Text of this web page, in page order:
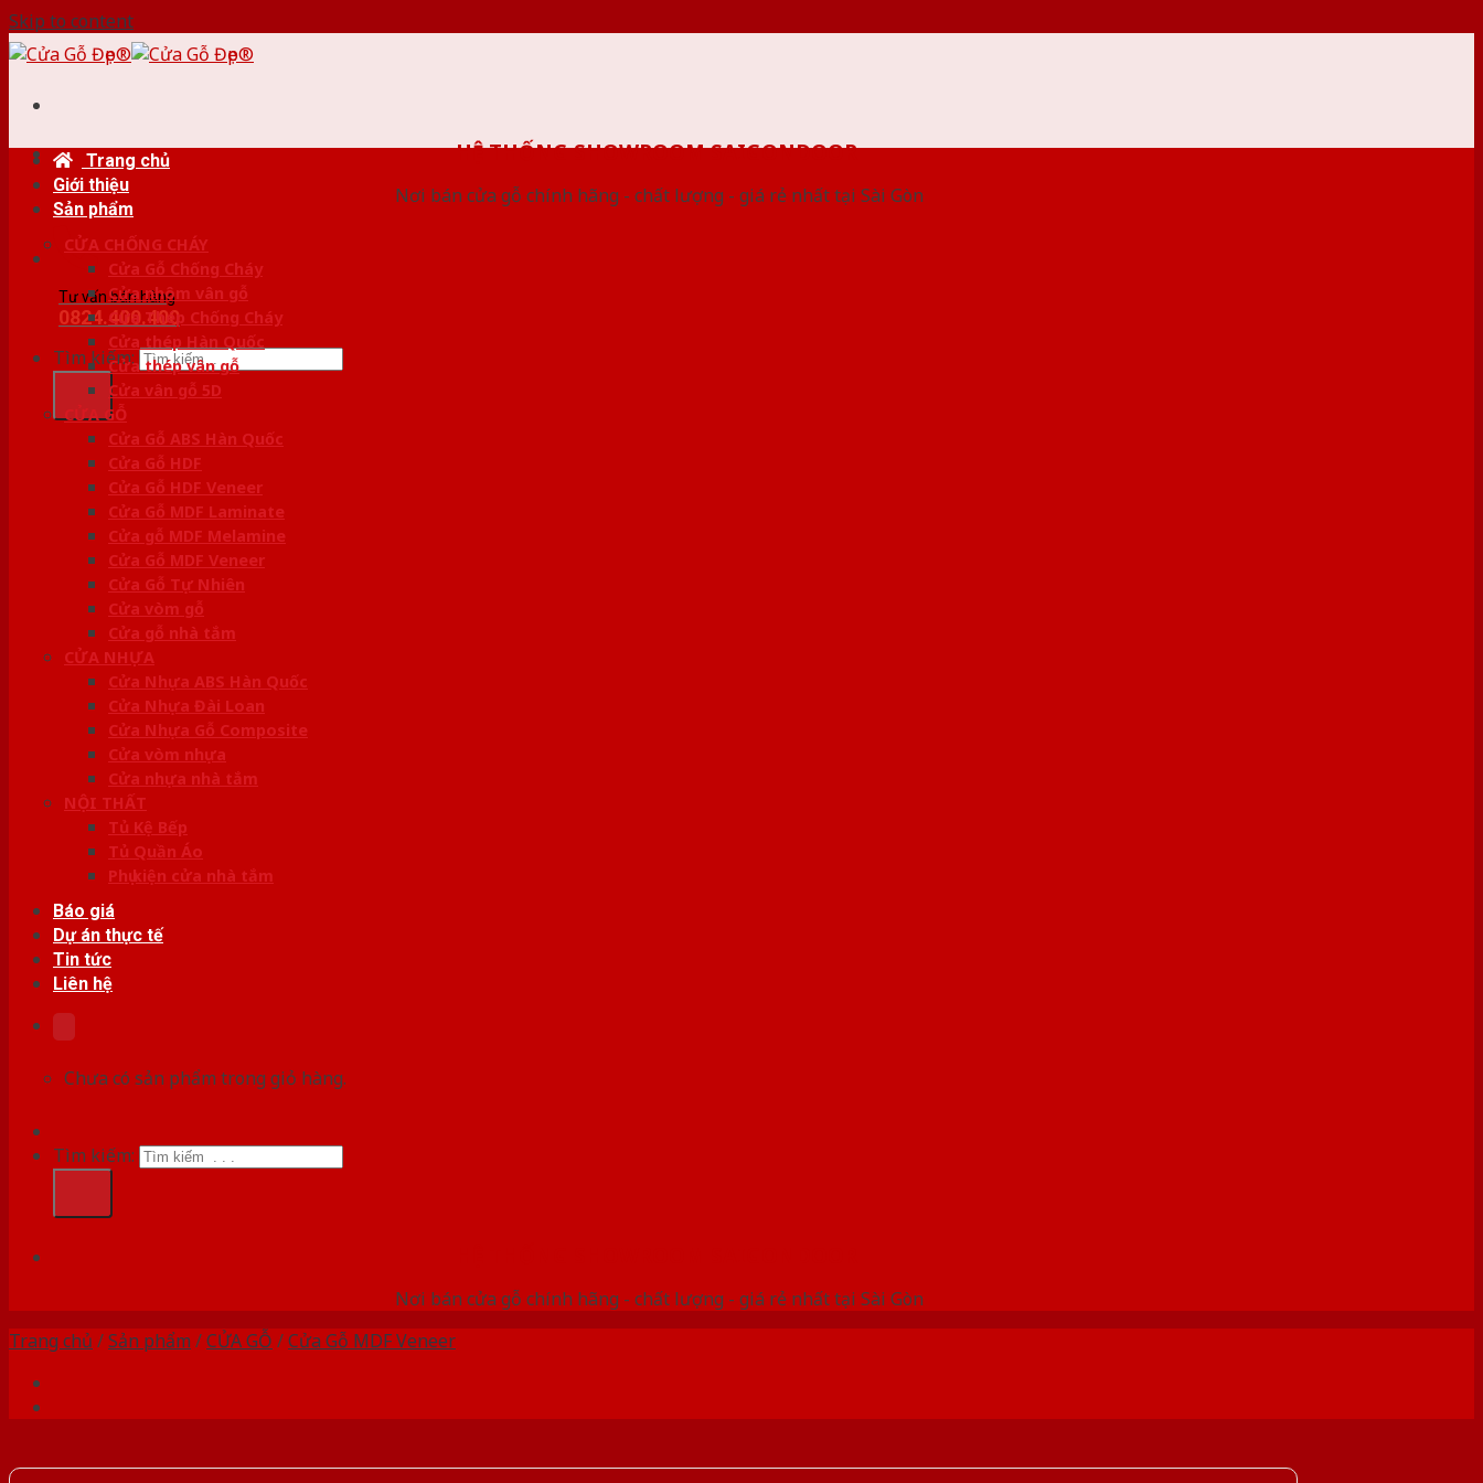
Skip to content
HỆ THỐNG SHOWROOM SAIGONDOOR
Nơi bán cửa gỗ chính hãng - chất lượng - giá rẻ nhất tại Sài Gòn
Tư vấn bán hàng
0824.400.400
Tìm kiếm:
Trang chủ
Giới thiệu
Sản phẩm
CỬA CHỐNG CHÁY
Cửa Gỗ Chống Cháy
Cửa nhôm vân gỗ
Cửa Thép Chống Cháy
Cửa thép Hàn Quốc
Cửa thép vân gỗ
Cửa vân gỗ 5D
CỬA GỖ
Cửa Gỗ ABS Hàn Quốc
Cửa Gỗ HDF
Cửa Gỗ HDF Veneer
Cửa Gỗ MDF Laminate
Cửa gỗ MDF Melamine
Cửa Gỗ MDF Veneer
Cửa Gỗ Tự Nhiên
Cửa vòm gỗ
Cửa gỗ nhà tắm
CỬA NHỰA
Cửa Nhựa ABS Hàn Quốc
Cửa Nhựa Đài Loan
Cửa Nhựa Gỗ Composite
Cửa vòm nhựa
Cửa nhựa nhà tắm
NỘI THẤT
Tủ Kệ Bếp
Tủ Quần Áo
Phụ kiện cửa nhà tắm
Báo giá
Dự án thực tế
Tin tức
Liên hệ
Chưa có sản phẩm trong giỏ hàng.
Tìm kiếm:
Nơi bán cửa gỗ chính hãng - chất lượng - giá rẻ nhất tại Sài Gòn
Trang chủ /Sản phẩm /CỬA GỖ /Cửa Gỗ MDF Veneer